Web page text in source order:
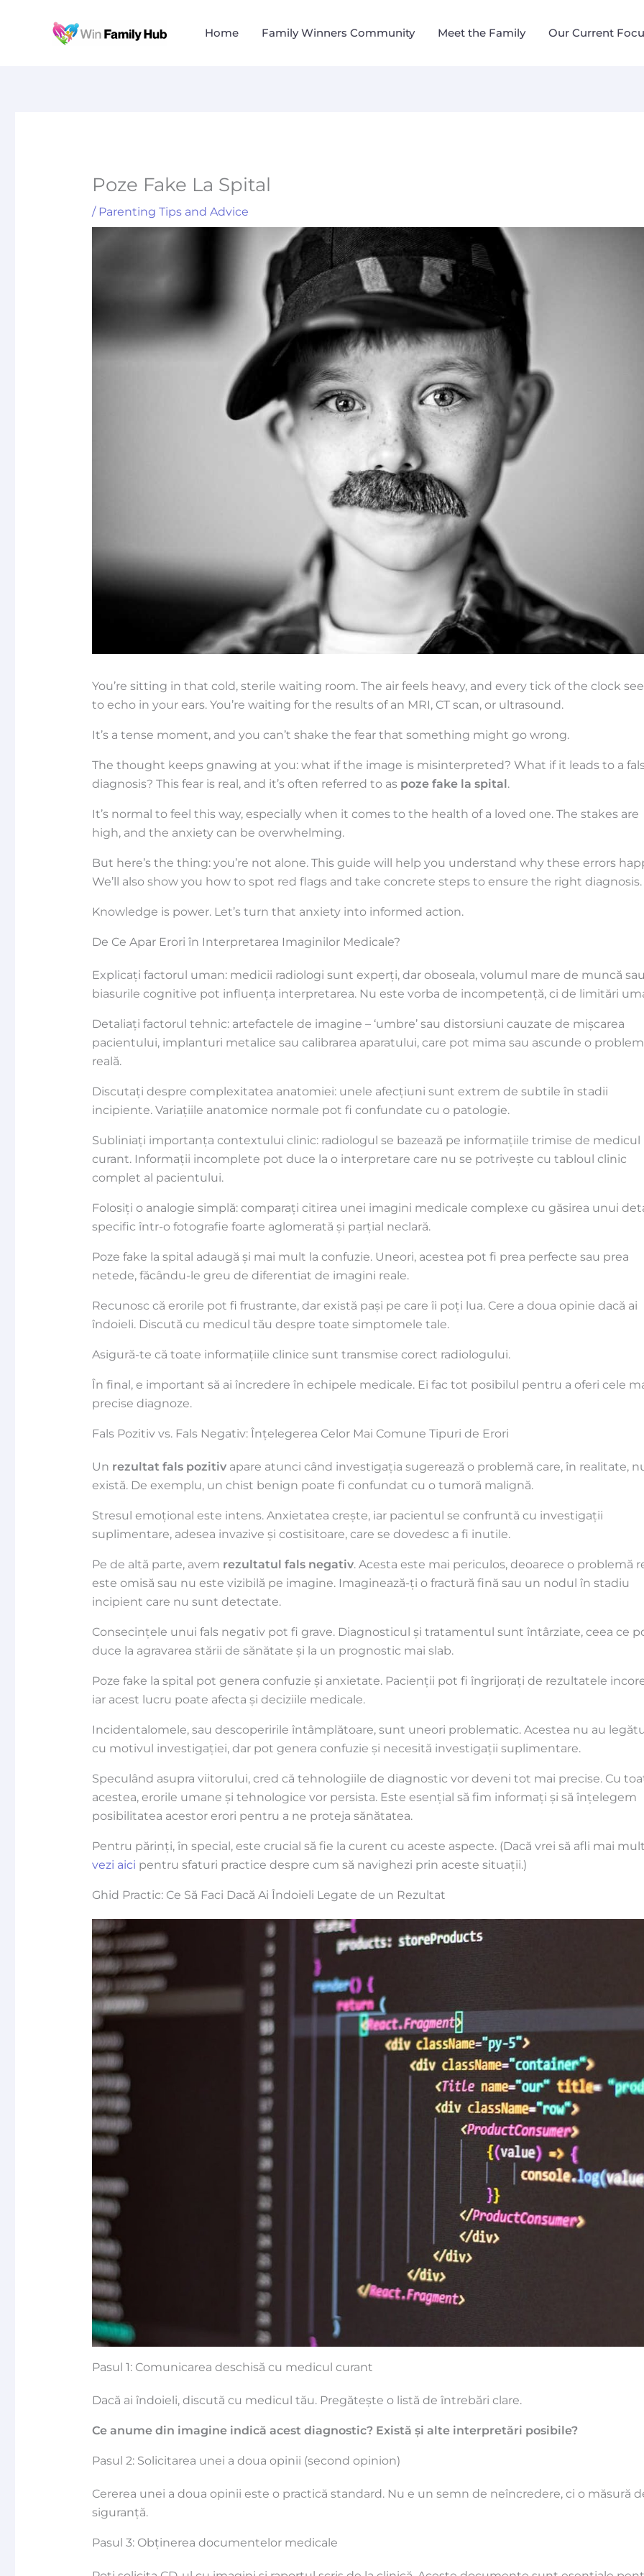
Home Family Winners Community Meet the Family Our Current
Poze Fake La Spital
/ Parenting Tips and Advice
You’re sitting in that cold, sterile waiting room. The air feels heavy, and every tick of the clock
to echo in your ears. You’re waiting for the results of an MRI, CT scan, or ultrasound.
It’s a tense moment, and you can’t shake the fear that something might go wrong.
The thought keeps gnawing at you: what if the image is misinterpreted? What if it leads to a
diagnosis? This fear is real, and it’s often referred to as poze fake la spital .
It’s normal to feel this way, especially when it comes to the health of a loved one. The stakes are
high, and the anxiety can be overwhelming.
But here’s the thing: you’re not alone. This guide will help you understand why these errors
We’ll also show you how to spot red flags and take concrete steps to ensure the right diagnosis.
Knowledge is power. Let’s turn that anxiety into informed action.
De Ce Apar Erori în Interpretarea Imaginilor Medicale?
Explicați factorul uman: medicii radiologi sunt experți, dar oboseala, volumul mare de muncă sau
biasurile cognitive pot influența interpretarea. Nu este vorba de incompetență, ci de limitări
Detaliați factorul tehnic: artefactele de imagine – ‘umbre’ sau distorsiuni cauzate de mișcarea
pacientului, implanturi metalice sau calibrarea aparatului, care pot mima sau ascunde o
reală.
Discutați despre complexitatea anatomiei: unele afecțiuni sunt extrem de subtile în stadii
incipiente. Variațiile anatomice normale pot fi confundate cu o patologie.
Subliniați importanța contextului clinic: radiologul se bazează pe informațiile trimise de medicul
curant. Informații incomplete pot duce la o interpretare care nu se potrivește cu tabloul clinic
complet al pacientului.
Folosiți o analogie simplă: comparați citirea unei imagini medicale complexe cu găsirea unui
specific într-o fotografie foarte aglomerată și parțial neclară.
Poze fake la spital adaugă și mai mult la confuzie. Uneori, acestea pot fi prea perfecte sau prea
netede, făcându-le greu de diferentiat de imagini reale.
Recunosc că erorile pot fi frustrante, dar există pași pe care îi poți lua. Cere a doua opinie dacă ai
îndoieli. Discută cu medicul tău despre toate simptomele tale.
Asigură-te că toate informațiile clinice sunt transmise corect radiologului.
În final, e important să ai încredere în echipele medicale. Ei fac tot posibilul pentru a oferi cele
precise diagnoze.
Fals Pozitiv vs. Fals Negativ: Înțelegerea Celor Mai Comune Tipuri de Erori
Un rezultat fals pozitivapare atunci când investigația sugerează o problemă care, în realitate,
există. De exemplu, un chist benign poate fi confundat cu o tumoră malignă.
Stresul emoțional este intens. Anxietatea crește, iar pacientul se confruntă cu investigații
suplimentare, adesea invazive și costisitoare, care se dovedesc a fi inutile.
Pe de altă parte, avem rezultatul fals negativ. Acesta este mai periculos, deoarece o problemă
este omisă sau nu este vizibilă pe imagine. Imaginează-ți o fractură fină sau un nodul în stadiu
incipient care nu sunt detectate.
Consecințele unui fals negativ pot fi grave. Diagnosticul și tratamentul sunt întârziate, ceea ce
duce la agravarea stării de sănătate și la un prognostic mai slab.
Poze fake la spital pot genera confuzie și anxietate. Pacienții pot fi îngrijorați de rezultatele
iar acest lucru poate afecta și deciziile medicale.
Incidentalomele, sau descoperirile întâmplătoare, sunt uneori problematic. Acestea nu au
cu motivul investigației, dar pot genera confuzie și necesită investigații suplimentare.
Speculând asupra viitorului, cred că tehnologiile de diagnostic vor deveni tot mai precise. Cu
acestea, erorile umane și tehnologice vor persista. Este esențial să fim informați și să înțelegem
posibilitatea acestor erori pentru a ne proteja sănătatea.
Pentru părinți, în special, este crucial să fie la curent cu aceste aspecte. (Dacă vrei să afli mai
vezi aici pentru sfaturi practice despre cum să navighezi prin aceste situații.)
Ghid Practic: Ce Să Faci Dacă Ai Îndoieli Legate de un Rezultat
Pasul 1: Comunicarea deschisă cu medicul curant
Dacă ai îndoieli, discută cu medicul tău. Pregătește o listă de întrebări clare.
Ce anume din imagine indică acest diagnostic? Există și alte interpretări posibile?
Pasul 2: Solicitarea unei a doua opinii (second opinion)
Cererea unei a doua opinii este o practică standard. Nu e un semn de neîncredere, ci o măsură
siguranță.
Pasul 3: Obținerea documentelor medicale